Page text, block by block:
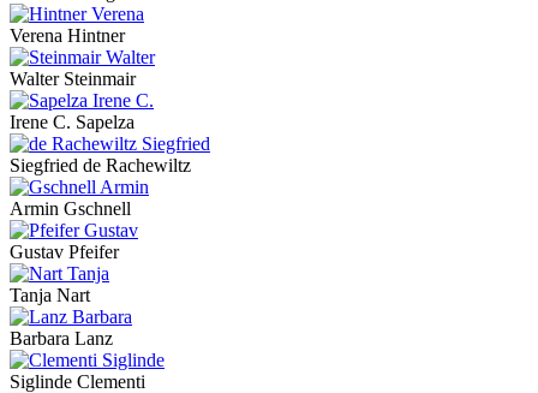
Verena Hintner
Walter Steinmair
Irene C. Sapelza
Siegfried de Rachewiltz
Armin Gschnell
Gustav Pfeifer
Tanja Nart
Barbara Lanz
Siglinde Clementi